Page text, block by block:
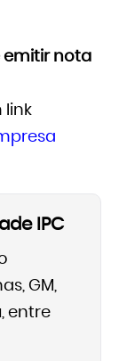
emitir nota
link
IPC
GM,
entre